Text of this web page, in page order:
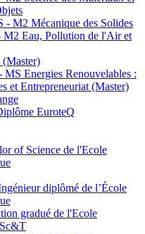
M2 Mécanique des Solides
Eau, Pollution de l'Air et
(Master)
Energies Renouvelables :
et Entrepreneuriat (Master)
EuroteQ
of Science de l'Ecole
diplômé de l’École
gradué de l'Ecole